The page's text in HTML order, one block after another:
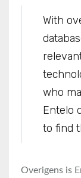
With
who
Entelo
to find
Overigens is